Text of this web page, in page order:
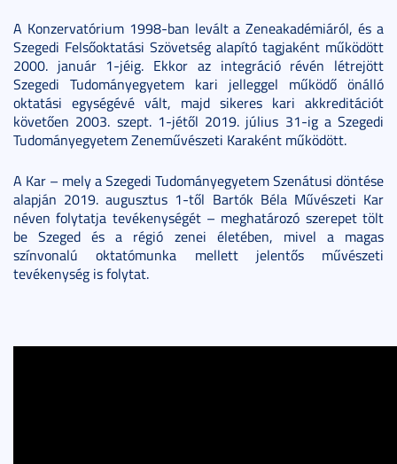
A Konzervatórium 1998-ban levált a Zeneakadémiáról, és a
Szegedi Felsőoktatási Szövetség alapító tagjaként működött
2000. január 1-jéig. Ekkor az integráció révén létrejött
Szegedi Tudományegyetem kari jelleggel működő önálló
oktatási egységévé vált, majd sikeres kari akkreditációt
követően 2003. szept. 1-jétől 2019. július 31-ig a Szegedi
Tudományegyetem Zeneművészeti Karaként működött.
A Kar ­– mely a Szegedi Tudományegyetem Szenátusi döntése
alapján 2019. augusztus 1-től Bartók Béla Művészeti Kar
néven folytatja tevékenységét – meghatározó szerepet tölt
be Szeged és a régió zenei életében, mivel a magas
színvonalú oktatómunka mellett jelentős művészeti
tevékenység is folytat.